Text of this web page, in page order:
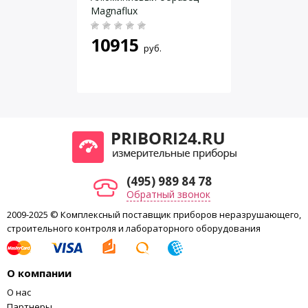
Magnaflux
10915 руб.
(495) 989 84 78
Обратный звонок
2009-2025 © Комплексный поставщик приборов неразрушающего,
строительного контроля и лабораторного оборудования
О компании
О нас